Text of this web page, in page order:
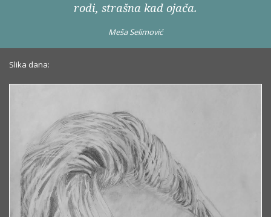
rodi, strašna kad ojača.
Meša Selimović
Slika dana: